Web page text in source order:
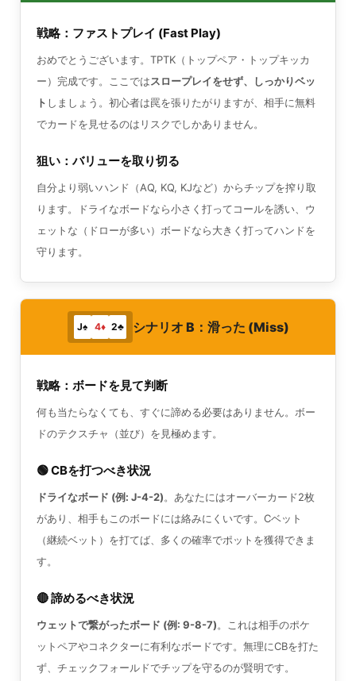
戦略：ファストプレイ (Fast Play)
おめでとうございます。TPTK（トップペア・トップキッカ
ー）完成です。ここではスロープレイをせず、しっかりベッ
ト しましょう。初心者は罠を張りたがりますが、相手に無料
でカードを見せるのはリスクでしかありません。
狙い：バリューを取り切る
自分より弱いハンド（AQ, KQ, KJなど）からチップを搾り取
ります。ドライなボードなら小さく打ってコールを誘い、ウ
ェットな（ドローが多い）ボードなら大きく打ってハンドを
守ります。
J♠ 4♦ 2♣ シナリオ B：滑った (Miss)
戦略：ボードを見て判断
何も当たらなくても、すぐに諦める必要はありません。ボー
ドのテクスチャ（並び）を見極めます。
🟢 CBを打つべき状況
ドライなボード (例: J-4-2)。あなたにはオーバーカード2枚
があり、相手もこのボードには絡みにくいです。Cベット
（継続ベット）を打てば、多くの確率でポットを獲得できま
す。
🔴 諦めるべき状況
ウェットで繋がったボード (例: 9-8-7)。これは相手のポケ
ットペアやコネクターに有利なボードです。無理にCBを打た
ず、チェックフォールドでチップを守るのが賢明です。